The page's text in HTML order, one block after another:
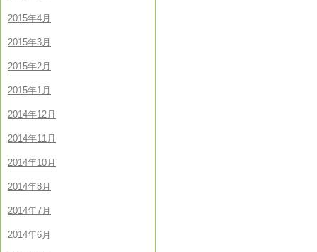
2015年4月
2015年3月
2015年2月
2015年1月
2014年12月
2014年11月
2014年10月
2014年8月
2014年7月
2014年6月